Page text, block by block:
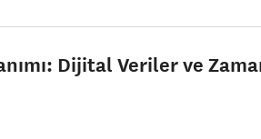
Dijital Veriler ve